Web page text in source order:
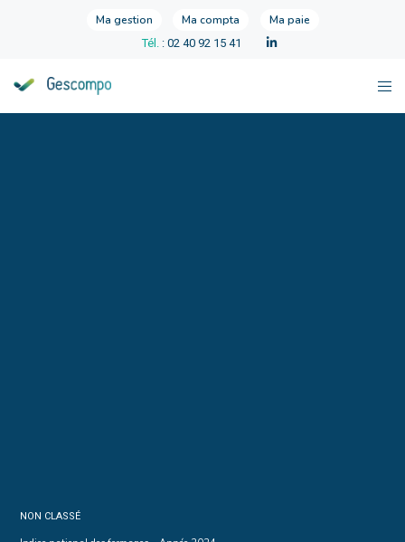
Ma gestion Ma compta Ma paie
Tél. : 02 40 92 15 41
NON CLASSÉ